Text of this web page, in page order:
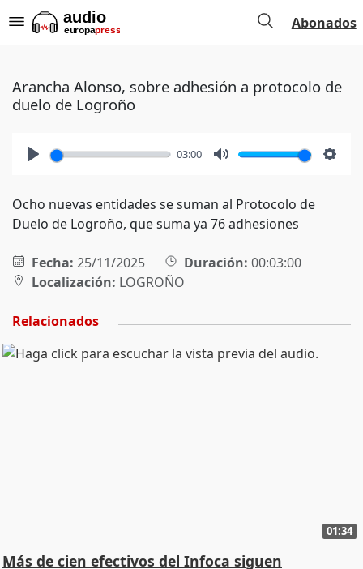
Abonados
Arancha Alonso, sobre adhesión a protocolo de
duelo de Logroño
03:00
Ocho nuevas entidades se suman al Protocolo de
Duelo de Logroño, que suma ya 76 adhesiones
Fecha: 25/11/2025 Duración: 00:03:00
Localización: LOGROÑO
Relacionados
01:34
Más de cien efectivos del Infoca siguen